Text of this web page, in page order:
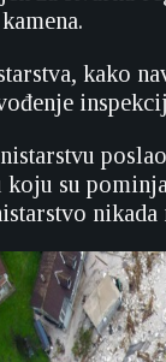
kako
koju su